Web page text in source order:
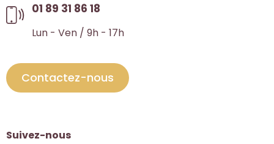
01 89 31 86 18
Lun - Ven / 9h - 17h
Contactez-nous
Suivez-nous